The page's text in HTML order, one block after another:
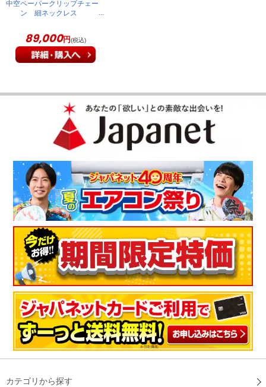
中空ペーパークリップチェー
ン 細ネックレス
89,000円(税込)
カテゴリから探す